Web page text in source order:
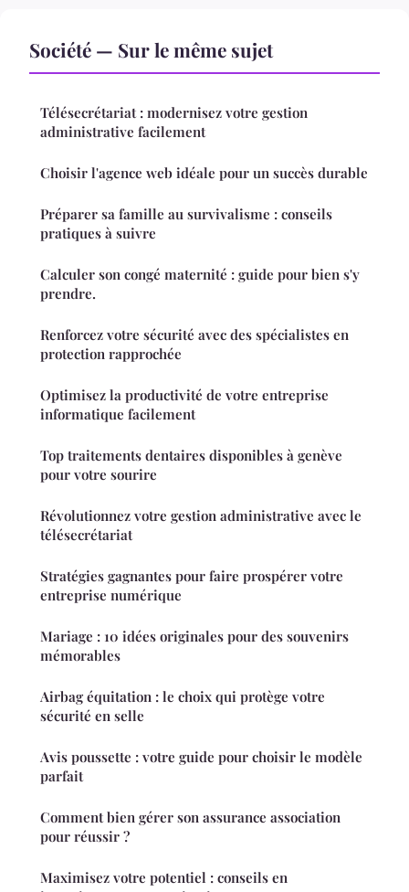
Société — Sur le même sujet
Télésecrétariat : modernisez votre gestion
administrative facilement
Choisir l'agence web idéale pour un succès durable
Préparer sa famille au survivalisme : conseils
pratiques à suivre
Calculer son congé maternité : guide pour bien s'y
prendre.
Renforcez votre sécurité avec des spécialistes en
protection rapprochée
Optimisez la productivité de votre entreprise
informatique facilement
Top traitements dentaires disponibles à genève
pour votre sourire
Révolutionnez votre gestion administrative avec le
télésecrétariat
Stratégies gagnantes pour faire prospérer votre
entreprise numérique
Mariage : 10 idées originales pour des souvenirs
mémorables
Airbag équitation : le choix qui protège votre
sécurité en selle
Avis poussette : votre guide pour choisir le modèle
parfait
Comment bien gérer son assurance association
pour réussir ?
Maximisez votre potentiel : conseils en